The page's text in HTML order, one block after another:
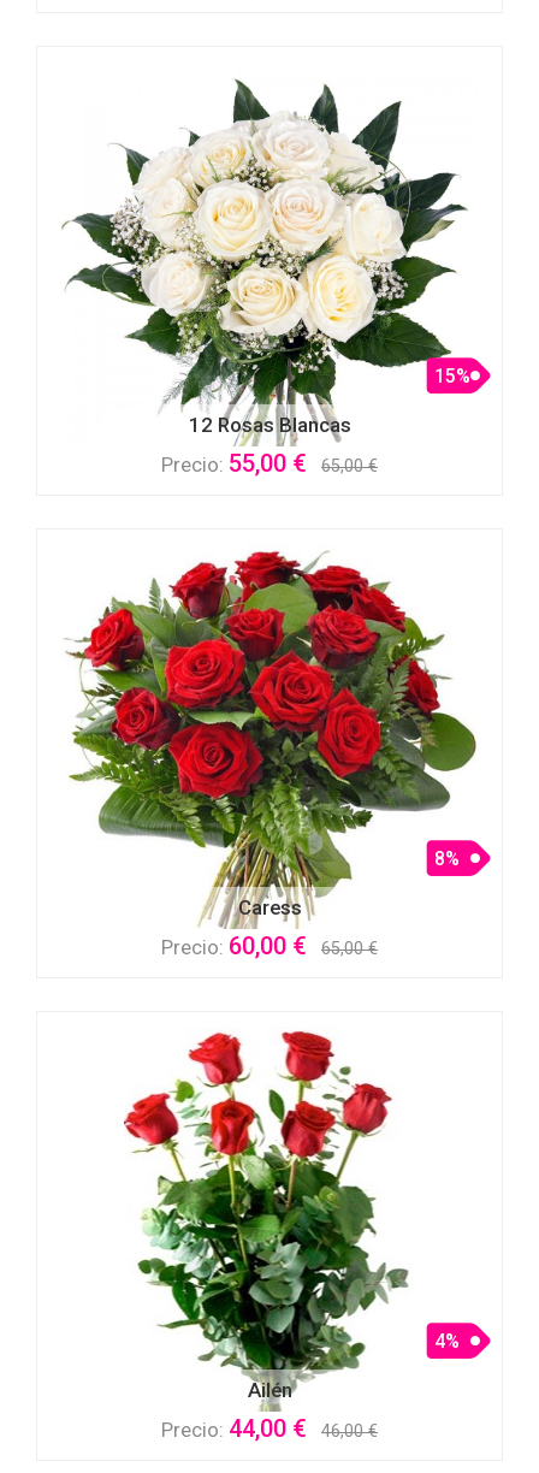
12 Rosas Blancas
15%
Precio: 55,00 € 65,00 €
Caress
8%
Precio: 60,00 € 65,00 €
Ailén
4%
Precio: 44,00 € 46,00 €